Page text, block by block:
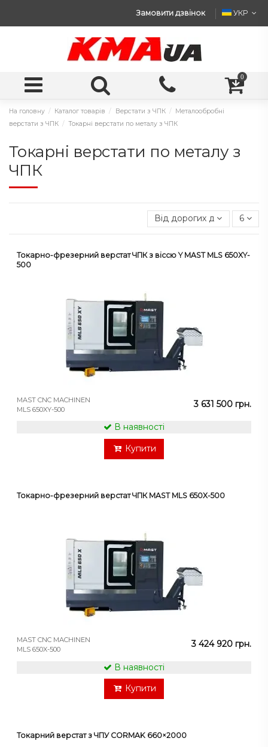
Замовити дзвінок УКР
0
На головну Каталог товарів Верстати з ЧПК
Металообробні
верстати з ЧПК
Токарні верстати по металу з ЧПК
Токарні верстати по металу з
ЧПК
Від дорогих до дешевих
6
Токарно-фрезерний верстат ЧПК з віссю Y MAST MLS 650XY-
500
MAST CNC MACHINEN
MLS 650XY-500
3 631 500 грн.
В наявності
Купити
Токарно-фрезерний верстат ЧПК MAST MLS 650X-500
MAST CNC MACHINEN
MLS 650X-500
3 424 920 грн.
В наявності
Купити
Токарний верстат з ЧПУ CORMAK 660×2000